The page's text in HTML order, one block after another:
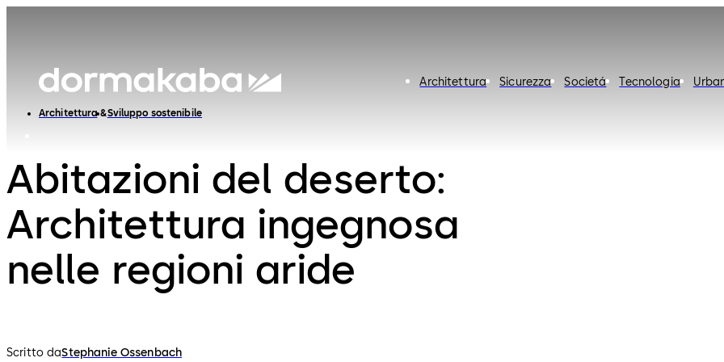
Architettura Sicurezza Societá Tecnologia
Architettura Sviluppo sostenibile
Abitazioni del deserto:
Architettura ingegnosa
nelle regioni aride
Scritto daStephanie Ossenbach